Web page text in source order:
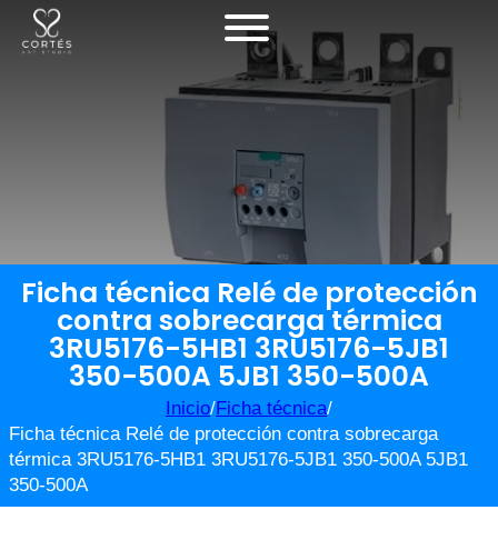
Ficha técnica Relé de protección
contra sobrecarga térmica
3RU5176-5HB1 3RU5176-5JB1
350-500A 5JB1 350-500A
Inicio/Ficha técnica/
Ficha técnica Relé de protección contra sobrecarga
térmica 3RU5176-5HB1 3RU5176-5JB1 350-500A 5JB1
350-500A